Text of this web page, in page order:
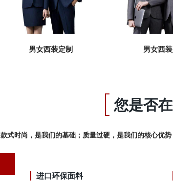
男女西装定制 男女西
您是否
款式时尚，是我们的基础；质量过硬，是我们的核心优
进口环保面料